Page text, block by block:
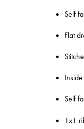
Self
Flat
Self
1x1